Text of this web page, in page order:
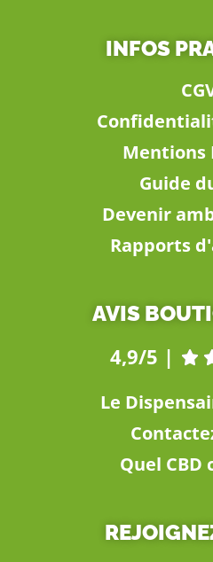
INFOS
Mentions
Guide
Devenir
Rapports
AVIS
4,9/5 | 
Le
Quel CBD